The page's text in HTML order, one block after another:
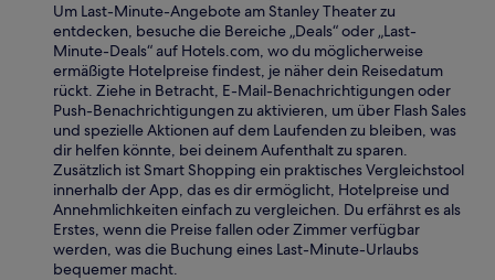
f
f
n
e
t
Um Last-Minute-Angebote am Stanley Theater zu
entdecken, besuche die Bereiche „Deals“ oder „Last-
Minute-Deals“ auf Hotels.com, wo du möglicherweise
ermäßigte Hotelpreise findest, je näher dein Reisedatum
rückt. Ziehe in Betracht, E-Mail-Benachrichtigungen oder
Push-Benachrichtigungen zu aktivieren, um über Flash Sales
und spezielle Aktionen auf dem Laufenden zu bleiben, was
dir helfen könnte, bei deinem Aufenthalt zu sparen.
Zusätzlich ist Smart Shopping ein praktisches Vergleichstool
innerhalb der App, das es dir ermöglicht, Hotelpreise und
Annehmlichkeiten einfach zu vergleichen. Du erfährst es als
Erstes, wenn die Preise fallen oder Zimmer verfügbar
werden, was die Buchung eines Last-Minute-Urlaubs
bequemer macht.